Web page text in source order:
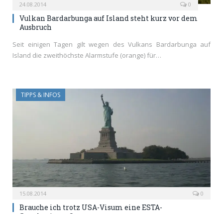
24.08.2014 0
Vulkan Bardarbunga auf Island steht kurz vor dem
Ausbruch
Seit einigen Tagen gilt wegen des Vulkans Bardarbunga auf
Island die zweithöchste Alarmstufe (orange) für…
TIPPS & INFOS
15.08.2014 0
Brauche ich trotz USA-Visum eine ESTA-